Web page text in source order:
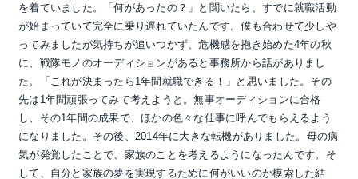
を着ていました。「何があったの？」と聞いたら、すでに就職活動
が始まっていて完全に乗り遅れていたんです。僕も合わせて少しや
ってみましたが気持ちが追いつかず、危機感を抱き始めた4年の秋
に、戦隊モノのオーディションがあると事務所から話がありまし
た。「これが決まったら1年間就職できる！」と思いました。その
先は1年間頑張ってみて考えようと。無事オーディションに合格
し、その1年間の成果で、ほかの色々な仕事に呼んでもらえるよう
になりました。その後、2014年に大きな転機がありました。母の病
気が発覚したことで、家族のことを考えるようになったんです。そ
して、自分と家族の夢を実現するために何がいいのか模索した結